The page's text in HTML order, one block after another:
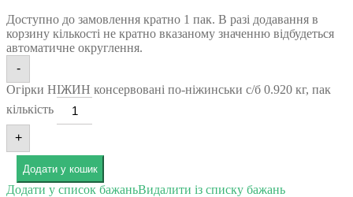
Доступно до замовлення кратно 1 пак. В разі додавання в
корзину кількості не кратно вказаному значенню відбудеться
автоматичне округлення.
-
Огірки НІЖИН консервовані по-ніжинськи с/б 0.920 кг, пак
кількість
+
Додати у кошик
Додати у список бажаньВидалити із списку бажань